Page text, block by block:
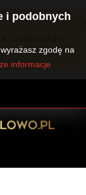
użytkownika o
i podobnych
zgodę na
informacje